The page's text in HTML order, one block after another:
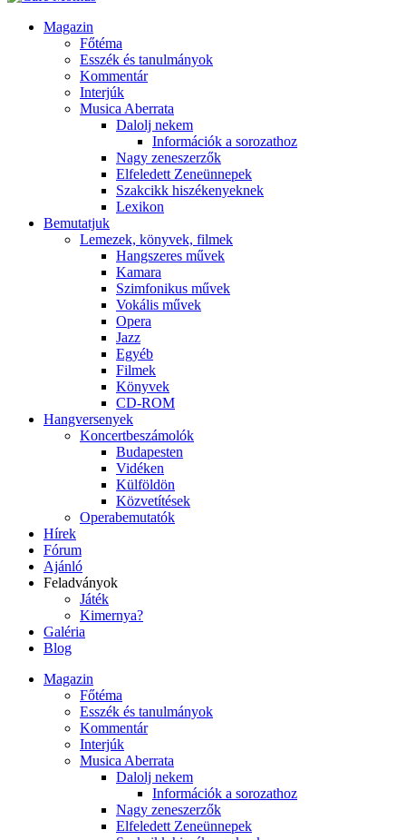
Magazin
Főtéma
Esszék és tanulmányok
Kommentár
Interjúk
Musica Aberrata
Dalolj nekem
Információk a sorozathoz
Nagy zeneszerzők
Elfeledett Zeneünnepek
Szakcikk hiszékenyeknek
Lexikon
Bemutatjuk
Lemezek, könyvek, filmek
Hangszeres művek
Kamara
Szimfonikus művek
Vokális művek
Opera
Jazz
Egyéb
Filmek
Könyvek
CD-ROM
Hangversenyek
Koncertbeszámolók
Budapesten
Vidéken
Külföldön
Közvetítések
Operabemutatók
Hírek
Fórum
Ajánló
Feladványok
Játék
Kimernya?
Galéria
Blog
Magazin
Főtéma
Esszék és tanulmányok
Kommentár
Interjúk
Musica Aberrata
Dalolj nekem
Információk a sorozathoz
Nagy zeneszerzők
Elfeledett Zeneünnepek